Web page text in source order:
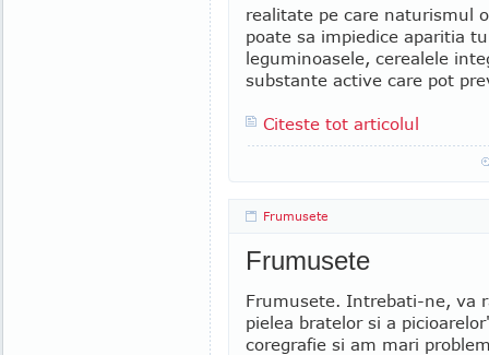
realitate pe care naturismul
poate sa impiedice aparitia
leguminoasele, cerealele
substante active care pot
Citeste tot articolul
Frumusete
Frumusete
Frumusete. Intrebati-ne, va
pielea bratelor si a
coregrafie si am mari